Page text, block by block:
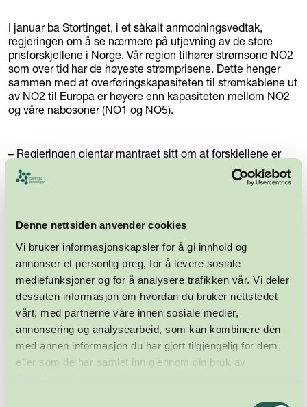
Denne nettsiden anvender cookies
Vi bruker informasjonskapsler for å gi innhold og
annonser et personlig preg, for å levere sosiale
mediefunksjoner og for å analysere trafikken vår. Vi deler
dessuten informasjon om hvordan du bruker nettstedet
vårt, med partnerne våre innen sosiale medier,
annonsering og analysearbeid, som kan kombinere den
med annen informasjon du har gjort tilgjengelig for dem,
eller som de har samlet inn gjennom din bruk av
tjenestene deres.
I januar ba Stortinget, i et såkalt anmodningsvedtak,
regjeringen om å se nærmere på utjevning av de store
prisforskjellene i Norge. Vår region tilhører strømsone NO2
som over tid har de høyeste strømprisene. Dette henger
sammen med at overføringskapasiteten til strømkablene ut
av NO2 til Europa er høyere enn kapasiteten mellom NO2
og våre nabosoner (NO1 og NO5).
– Regjeringen gjentar mantraet sitt om at forskjellene er
små. Altså samme budskap som er gitt før og i realiteten
ingen forslag til tiltak. Intet veikart for hvordan kapasiteten
selskaper som er i direkte konkurranse med samme
det selskapet sterkt. Særlig når det er slik over flere år. Da
går det på egenkapitalen løs og evnen til å gjøre nye
investeringer, sier Osmundsen.
– Vi ber om utjevning mellom regionene for å få mer like
priser og konkurransevilkår. Regjeringen legger opp at til
fastprisavtalene kan fortsette, men husk at også disse skal
prises utfra hver region, tilføyer Osmundsen.